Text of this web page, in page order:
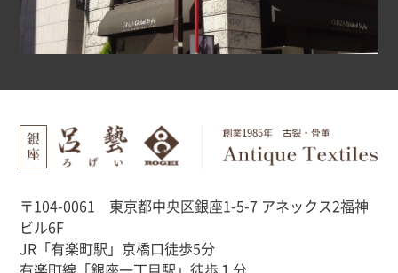
〒104-0061 東京都中央区銀座1-5-7 アネックス2福神
ビル6F
JR「有楽町駅」京橋口徒歩5分